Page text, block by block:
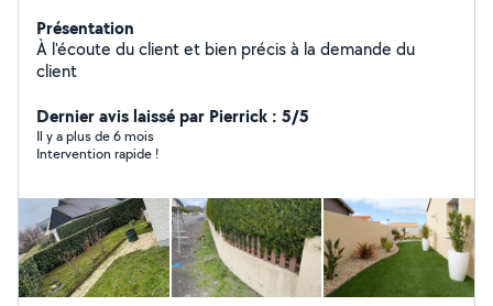
Présentation
À l'écoute du client et bien précis à la demande du
client
Dernier avis laissé par Pierrick : 5/5
Il y a plus de 6 mois
Intervention rapide !